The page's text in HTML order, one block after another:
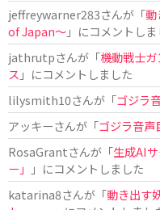
jeffreywarner283さんが「
of Japan〜」にコメントしま
jathrutpさんが「機動戦士
ス 」にコメントしました
lilysmith10さんが「ゴジラ
アッキーさんが「ゴジラ音声
RosaGrantさんが「生成AI
ー」
」にコメントしました
katarina8さんが「動き出す